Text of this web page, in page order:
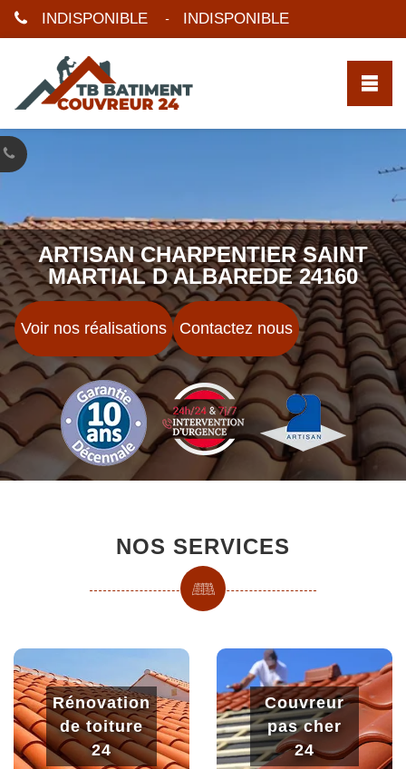
INDISPONIBLE - INDISPONIBLE
ARTISAN CHARPENTIER SAINT
MARTIAL D ALBAREDE 24160
Voir nos réalisations Contactez nous
NOS SERVICES
Rénovation
de toiture
24
Couvreur
pas cher
24